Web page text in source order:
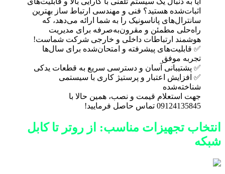
اثبات‌شده هستید؟ فنی و مهندسی ارتباط ساز بهترین
سانترال‌های پاناسونیک را به شما ارائه می‌دهد، که
راه‌حلی مطمئن و مقرون‌به‌صرفه برای مدیریت
هوشمند ارتباطات داخلی و خارجی شرکت شماست!
✅ قابلیت‌های پیشرفته و امتحان‌شده برای سال‌ها
تجربه موفق
✅ پشتیبانی آسان و دسترسی سریع به قطعات یدکی
✅ افزایش اعتبار و پرستیژ کاری با سیستمی
شناخته‌شده
جهت استعلام قیمت و نصب، همین حالا با
09124135845 تماس حاصل فرمایید!
انتخاب تجهیزات مناسب: از روتر تا کابل
شبکه